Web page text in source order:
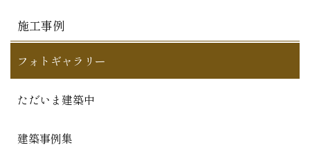
施工事例
フォトギャラリー
ただいま建築中
建築事例集